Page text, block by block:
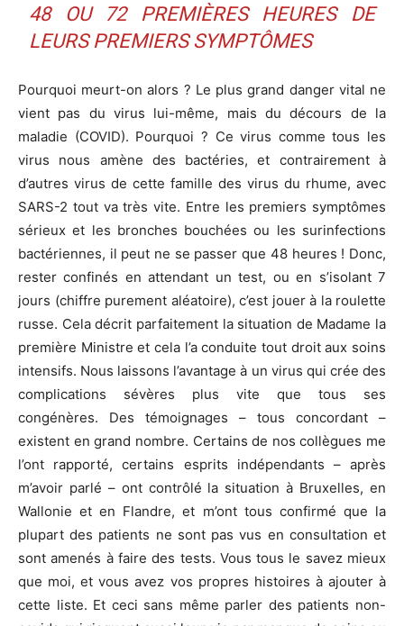
48 OU 72 PREMIÈRES HEURES DE
LEURS PREMIERS SYMPTÔMES
Pourquoi meurt-on alors ? Le plus grand danger vital ne
vient pas du virus lui-même, mais du décours de la
maladie (COVID). Pourquoi ? Ce virus comme tous les
virus nous amène des bactéries, et contrairement à
d’autres virus de cette famille des virus du rhume, avec
SARS-2 tout va très vite. Entre les premiers symptômes
sérieux et les bronches bouchées ou les surinfections
bactériennes, il peut ne se passer que 48 heures ! Donc,
rester confinés en attendant un test, ou en s’isolant 7
jours (chiffre purement aléatoire), c’est jouer à la roulette
russe. Cela décrit parfaitement la situation de Madame la
première Ministre et cela l’a conduite tout droit aux soins
intensifs. Nous laissons l’avantage à un virus qui crée des
complications sévères plus vite que tous ses
congénères. Des témoignages – tous concordant –
existent en grand nombre. Certains de nos collègues me
l’ont rapporté, certains esprits indépendants – après
m’avoir parlé – ont contrôlé la situation à Bruxelles, en
Wallonie et en Flandre, et m’ont tous confirmé que la
plupart des patients ne sont pas vus en consultation et
sont amenés à faire des tests. Vous tous le savez mieux
que moi, et vous avez vos propres histoires à ajouter à
cette liste. Et ceci sans même parler des patients non-